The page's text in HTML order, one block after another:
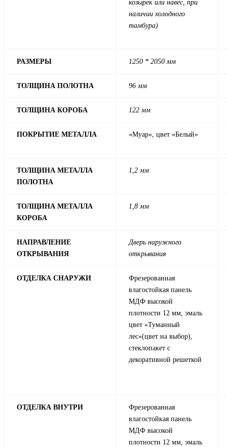
козырек или навес, при
наличии холодного
тамбура)
РАЗМЕРЫ 1250 * 2050 мм
ТОЛЩИНА ПОЛОТНА 96 мм
ТОЛЩИНА КОРОБА 122 мм
ПОКРЫТИЕ МЕТАЛЛА «Муар», цвет «Белый»
ТОЛЩИНА МЕТАЛЛА
ПОЛОТНА
1,2 мм
ТОЛЩИНА МЕТАЛЛА
КОРОБА
1,8 мм
НАПРАВЛЕНИЕ
ОТКРЫВАНИЯ
Дверь наружного
открывания
ОТДЕЛКА СНАРУЖИ
Фрезерованная
влагостойкая панель
МДФ высокой
плотности 12 мм, эмаль
цвет «Туманный
лес»(цвет на выбор),
стеклопакет с
декоративной решеткой
ОТДЕЛКА ВНУТРИ
Фрезерованная
влагостойкая панель
МДФ высокой
плотности 12 мм, эмаль